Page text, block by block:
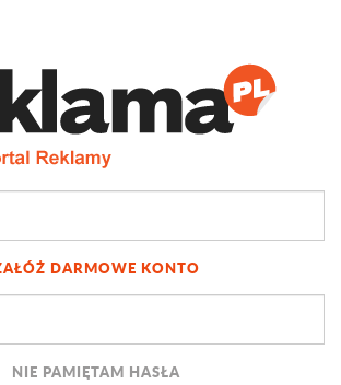
DARMOWE KONTO
NIE PAMIĘTAM HASŁA